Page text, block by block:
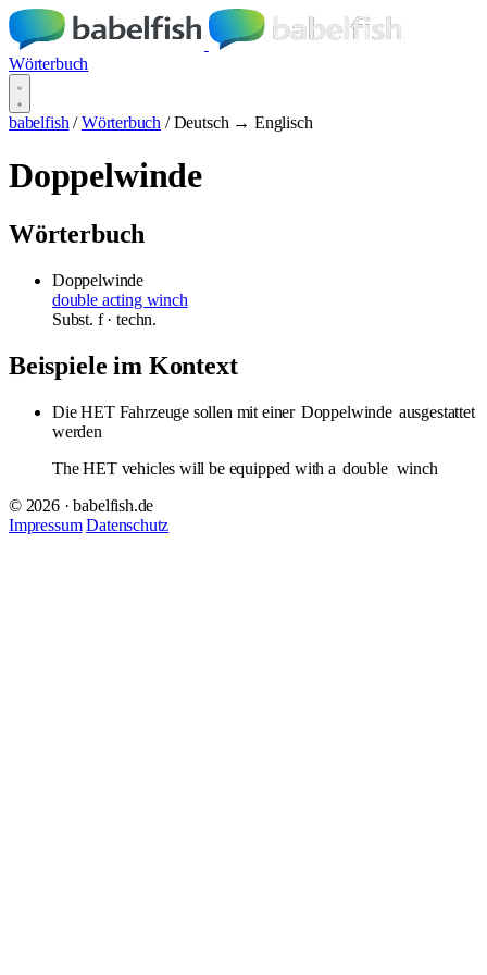
Wörterbuch
babelfish / Wörterbuch / Deutsch → Englisch
Doppelwinde
Wörterbuch
Doppelwinde
double acting winch
Subst. f· techn.
Beispiele im Kontext
Die HET Fahrzeuge sollen mit einer Doppelwinde ausgestattet
werden
The HET vehicles will be equipped with a double winch
© 2026 · babelfish.de
Impressum Datenschutz